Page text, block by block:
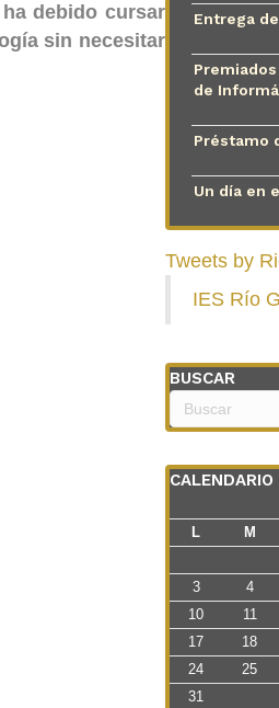
debido cursar
sin necesitar
Entrega
de
Préstamo
Un día en
Tweets by
IES Río
BUSCAR
L
M
3
4
10
11
17
18
24
25
31